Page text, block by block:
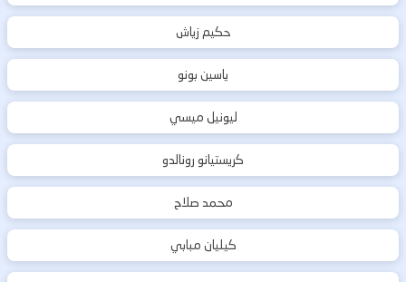
حكيم زياش
ياسين بونو
ليونيل ميسي
كريستيانو رونالدو
محمد صلاح
كيليان مبابي